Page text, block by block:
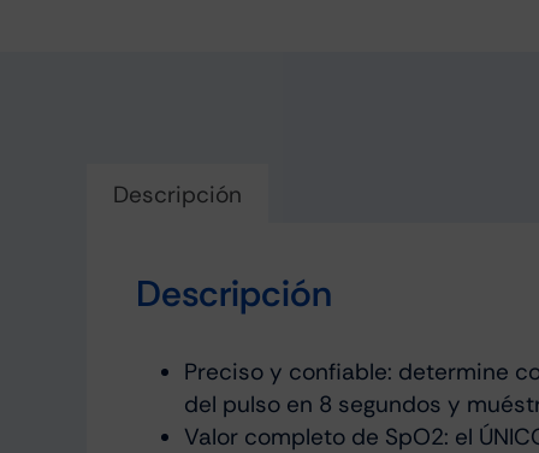
Descripción
Descripción
Preciso y confiable: determine
del pulso en 8 segundos y
Valor completo de SpO2: el